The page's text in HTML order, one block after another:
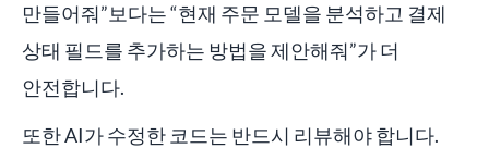
만들어줘”보다는 “현재 주문 모델을 분석하고 결제
상태 필드를 추가하는 방법을 제안해줘”가 더
안전합니다.
또한 AI가 수정한 코드는 반드시 리뷰해야 합니다.